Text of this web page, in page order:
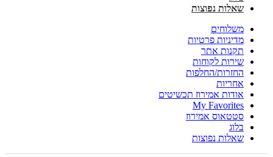
שאלות נפוצות
משלוחים
מדיניות פרטיות
תקנות אתר
שירות לקוחות
החזרות/החלפות
אחריות
אודות אמירוז תכשיטים
My Favorites
סטטאוס אמירוז
בלוג
שאלות נפוצות